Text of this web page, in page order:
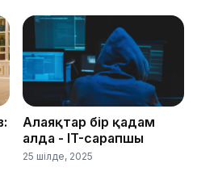
Алаяқтар бір қадам
алда - IT-сарапшы
25 шілде, 2025